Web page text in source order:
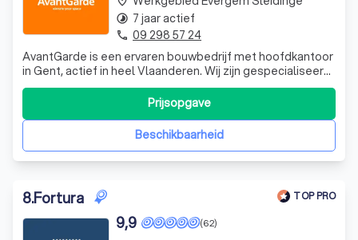
AvantGarde is een ervaren bouwbedrijf met hoofdkantoor
in Gent, actief in heel Vlaanderen. Wij zijn gespecialiseerd
in dak-, gevel- en totaalrenovaties voor particulieren,
architecten en industriële klanten. Kwaliteit staat bij ons
centraal: we werken uitsluitend met A-merken en
hanteren een persoonBeschikbaarheid
Prijsopgave
timelapse 7 jaar actief
phone 09 298 57 24
8.Fortura TOP PRO
(62)
9,9